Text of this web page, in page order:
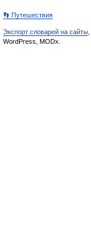
👣 Путешествия
Экспорт словарей на сайты
WordPress, MODx.